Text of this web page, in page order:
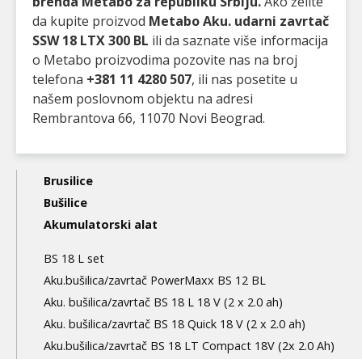
da kupite proizvod Metabo Aku. udarni zavrtač
SSW 18 LTX 300 BL ili da saznate više informacija
o Metabo proizvodima pozovite nas na broj
telefona +381 11 4280 507, ili nas posetite u
našem poslovnom objektu na adresi
Rembrantova 66, 11070 Novi Beograd.
Main
navigation
3nd
level
Brusilice
Bušilice
Akumulatorski alat
BS 18 L set
Aku.bušilica/zavrtač PowerMaxx BS 12 BL
Aku. bušilica/zavrtač BS 18 L 18 V (2 x 2.0 ah)
Aku. bušilica/zavrtač BS 18 Quick 18 V (2 x 2.0 ah)
Aku.bušilica/zavrtač BS 18 LT Compact 18V (2x 2.0 Ah)